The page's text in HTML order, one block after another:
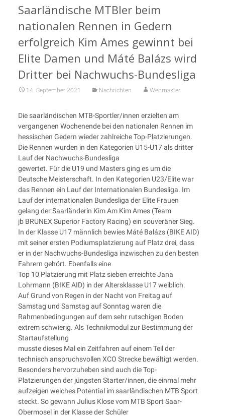
Saarländische MTBler beim
nationalen Rennen in Gedern
erfolgreich Kim Ames gewinnt bei
Elite Damen und Máté Balázs wird
Dritter bei Nachwuchs-Bundesliga
14. September 2021 Nachrichten Webmaster
Die saarländischen MTB-Sportler/innen erzielten am
vergangenen Wochenende bei den nationalen Rennen im
hessischen Gedern wieder zahlreiche Top-Platzierungen.
Die Rennen wurden in den Kategorien U15-U17 als dritter
Lauf der Nachwuchs-Bundesliga
gewertet. Für die U19 und Masters ging es um die
Deutsche Meisterschaft. In den Kategorien U23/Elite war
das Rennen ein Lauf der Internationalen Bundesliga. Im
Lauf der internationalen Bundesliga der Elite Frauen
gelang der Saarländerin Kim Am Kim Ames (Team
jb BRUNEX Superior Factory Racing) ein souveräner Sieg.
In der Klasse U17 männlich bewies Máté Balázs (BIKE AID)
mit seiner ersten Podiumsplatzierung auf Platz drei, dass
er in der Nachwuchs-Bundesliga inzwischen zu den besten
Fahrern gehört. Ebenfalls eine
Top 10 Platzierung mit Platz sieben erreichte Jana
Lohrmann (BIKE AID) in der Altersklasse U17 weiblich.
Auf Grund von Regen in der Nacht von Freitag auf
Samstag und Samstag auf Sonntag waren die
Rahmenbedingungen auf dem sehr rutschigen Boden
extrem schwierig. Als Technikmodul zur Bestimmung der
Startaufstellung
musste dieses Mal ein Zeitfahren auf einem Teil der
technisch anspruchsvollen XCO Strecke bewältigt werden.
Besonders hervorzuheben sind auch die Top-
Platzierungen der jüngsten Starter/innen, die einmal mehr
aufzeigen welches Potential im saarländischen MTB Sport
steckt. So gewann Julius Klose vom MTB Sport Saar-
Obermosel in der Klasse der Schüler